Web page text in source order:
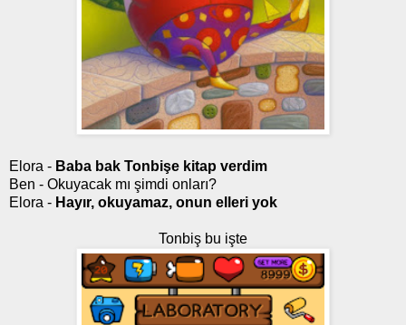
Elora - Baba bak Tonbişe kitap verdim
Ben - Okuyacak mı şimdi onları?
Elora - Hayır, okuyamaz, onun elleri yok
Tonbiş bu işte